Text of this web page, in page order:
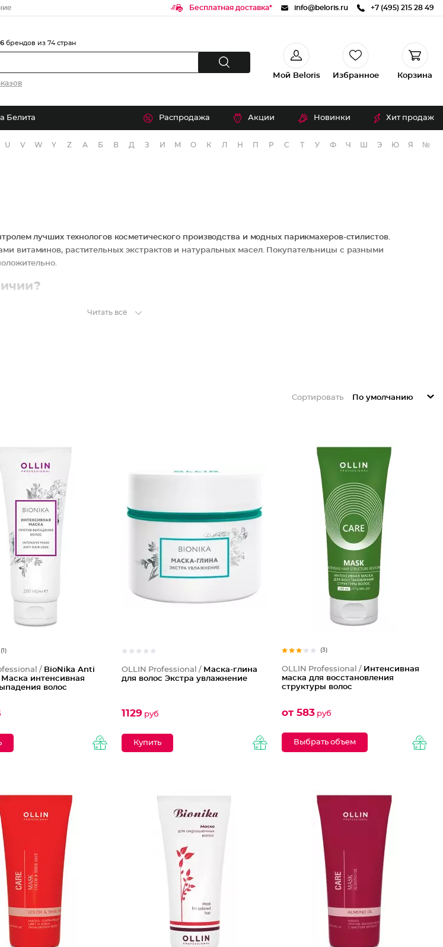
Бесплатная доставка* info@beloris.ru +7 (495) 215 28 49
брендов из 74 стран
Мой Beloris Избранное Корзина
Белита Распродажа Акции Новинки Хит продаж
U V W Y Z А Б В Д З И М О К Л Н П Р С Т У Ф Ч Э Ю Я №
лучших технологов косметического производства и модных парикмахеров-стилистов.
витаминов, растительных экстрактов и натуральных масел. Покупательницы с разными
и с аргановым маслом для сияния, блеска. Объем радует 650 мл.
достичь максимального эффекта можно при использовании продуктов одной коллекции,
бренда, выбирайте маску из той же серии. Красота, здоровье и сияние локонов
Читать всё
Сортировать По умолчанию
(1)
/ BioNika Anti
Маска интенсивная
волос
OLLIN Professional / Маска-глина
для волос Экстра увлажнение
1129 руб
(3)
OLLIN Professional / Интенсивная
маска для восстановления
структуры волос
от 583руб
Выбрать объем